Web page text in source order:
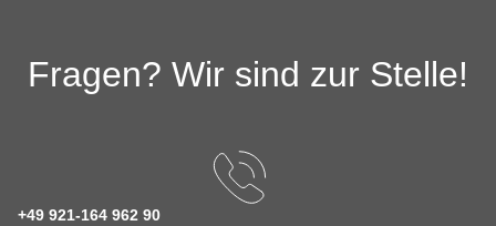
Fragen? Wir sind zur Stelle!
+49 921-164 962 90